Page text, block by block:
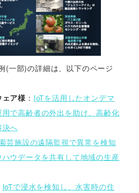
(一部)の詳細は、以下のページ
ェア様 ： IoTを活用したオンデマ
用で高齢者の外出を助け、高齢化
へ
芸施設の遠隔監視で異常を検知
ハウデータを共有して地域の生産
IoTで浸水を検知し、水害時の住